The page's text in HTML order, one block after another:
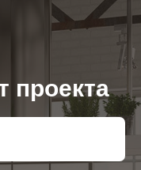
проекта